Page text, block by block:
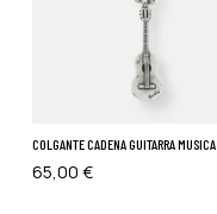
COLGANTE CADENA GUITARRA MUSICA
65,00 €